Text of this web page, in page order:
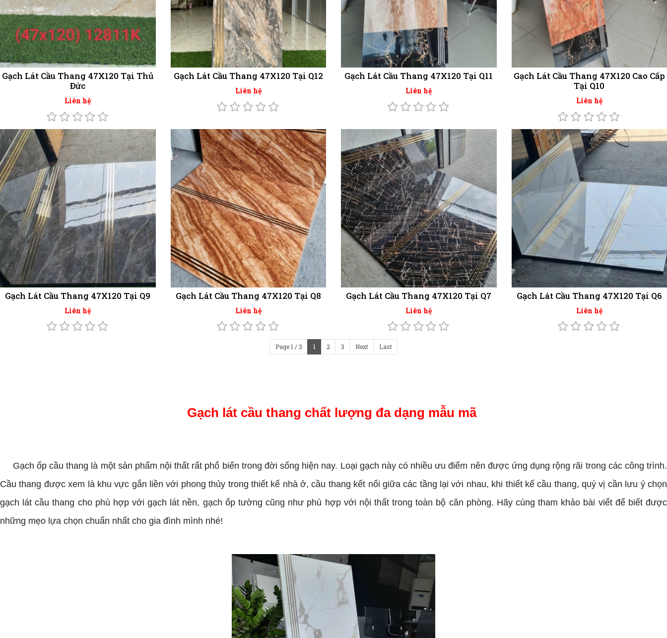
Gạch Lát Cầu Thang 47X120 Tại Thủ
Đức
Liên hệ
Gạch Lát Cầu Thang 47X120 Tại Q12
Liên hệ
Gạch Lát Cầu Thang 47X120 Tại Q11
Liên hệ
Gạch Lát Cầu Thang 47X120 Cao Cấp
Tại Q10
Liên hệ
Gạch Lát Cầu Thang 47X120 Tại Q9
Liên hệ
Gạch Lát Cầu Thang 47X120 Tại Q8
Liên hệ
Gạch Lát Cầu Thang 47X120 Tại Q7
Liên hệ
Gạch Lát Cầu Thang 47X120 Tại Q6
Liên hệ
Page 1 / 3 1 2 3 Next Last
Gạch lát cầu thang chất lượng đa dạng mẫu mã
Gạch ốp cầu thang là một sản phẩm nội thất rất phổ biến trong đời sống hiện nay. Loại gạch này có nhiều ưu điểm nên được ứng dụng rộng rãi trong các công trình.
Cầu thang được xem là khu vực gắn liền với phong thủy trong thiết kế nhà ở, cầu thang kết nối giữa các tầng lại với nhau, khi thiết kế cầu thang, quý vị cần lưu ý chọn
gạch lát cầu thang cho phù hợp với gạch lát nền, gạch ốp tường cũng như phù hợp với nội thất trong toàn bộ căn phòng. Hãy cùng tham khảo bài viết để biết được
những mẹo lựa chọn chuẩn nhất cho gia đình mình nhé!